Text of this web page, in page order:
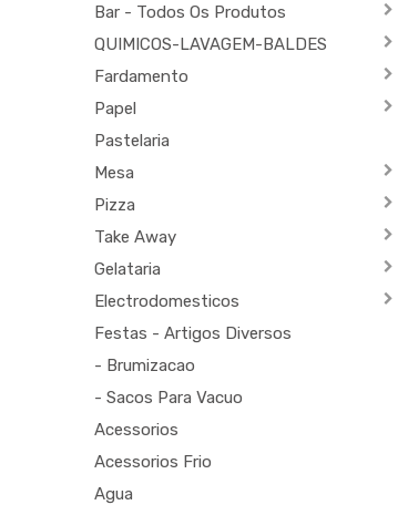
Bar - Todos Os Produtos
QUIMICOS-LAVAGEM-BALDES
Fardamento
Papel
Pastelaria
Mesa
Pizza
Take Away
Gelataria
Electrodomesticos
Festas - Artigos Diversos
- Brumizacao
- Sacos Para Vacuo
Acessorios
Acessorios Frio
Agua